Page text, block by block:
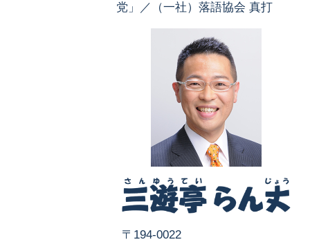
党」／（一社）落語協会 真打
〒194-0022